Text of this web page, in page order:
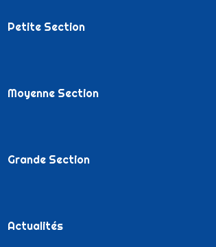
Petite Section
Moyenne Section
Grande Section
Actualités